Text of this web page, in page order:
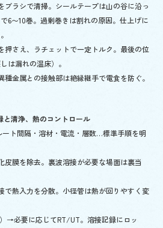
ブラシで清掃。シールテープは山の谷に沿っ
6〜10巻。過剰巻きは割れの原因。仕上げに
押さえ、ラチェットで一定トルク。最後の位
は漏れの温床）。
種金属との接触部は絶縁継手で電食を防ぐ。
清浄、熱のコントロール
ート間隔・溶材・電流・層数…標準手順を明
皮膜を除去。裏波溶接が必要な場面は裏当
で熱入力を分散。小径管は熱が回りやすく変
→必要に応じてRT/UT。溶接記録にロッ